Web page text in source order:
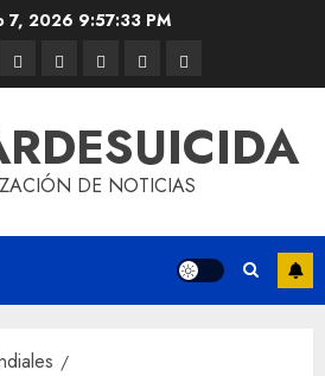
7, 2026 9:57:33 PM
DE NOTICIAS